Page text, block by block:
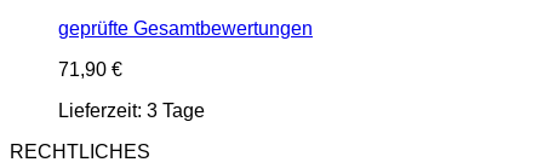
geprüfte Gesamtbewertungen
71,90 €
Lieferzeit: 3 Tage
RECHTLICHES